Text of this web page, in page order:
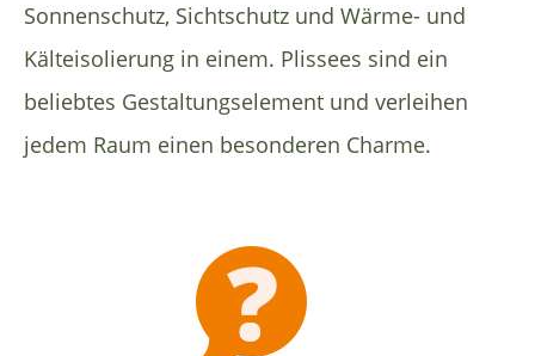
Sonnenschutz, Sichtschutz und Wärme- und
Kälteisolierung in einem. Plissees sind ein
beliebtes Gestaltungselement und verleihen
jedem Raum einen besonderen Charme.